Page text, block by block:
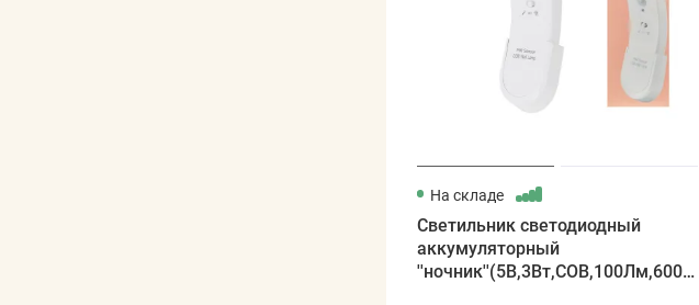
На складе
Светильник светодиодный
аккумуляторный
''ночник''(5В,3Вт,СОВ,100Лм,6000К,